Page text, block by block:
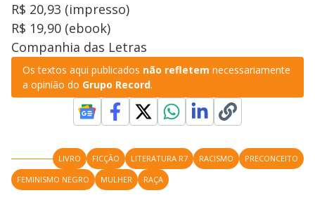
R$ 20,93 (impresso)
R$ 19,90 (ebook)
Companhia das Letras
Os textos aqui publicados não refletem necessariamente
a opinião do Grupo Record.
LIVRO FICÇÃO LITERATURA R7 RACISMO
PRECONCEITO
FEMINISMO NEGRO
MULHER RAÇA